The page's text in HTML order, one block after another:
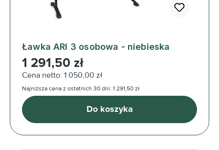
Ławka ARI 3 osobowa - niebieska
Cena regularna:
1 291,50 zł
Cena netto: 1 050,00 zł
Najniższa cena z ostatnich 30 dni: 1 291,50 zł
Do koszyka